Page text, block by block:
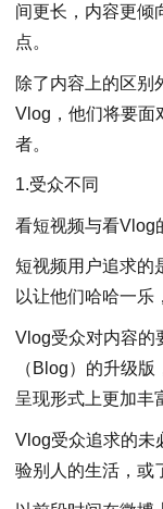
间更长，内容更倾
点。
除了内容上的区别
Vlog，他们将要面
者。
1.受众不同
看短视频与看Vlog
短视频用户追求的
以让他们哈哈一乐
Vlog受众对内容的
（Blog）的升级
呈现形式上更加丰
Vlog受众追求的未
验别人的生活，或